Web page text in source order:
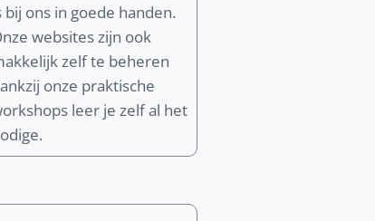
bij ons in goede handen.
websites zijn ook
zelf te beheren
onze praktische
leer je zelf al het